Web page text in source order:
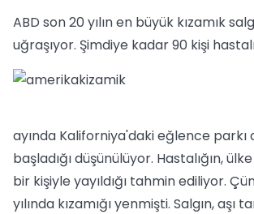
ABD son 20 yılın en büyük kızamık
uğraşıyor. Şimdiye kadar 90 kişi
ayında Kaliforniya'daki eğlence parkı
başladığı düşünülüyor. Hastalığın,
bir kişiyle yayıldığı tahmin ediliyor.
yılında kızamığı yenmişti. Salgın, aşı